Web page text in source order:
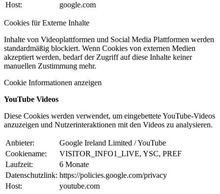
Host:
google.com
Cookies für Externe Inhalte
Inhalte von Videoplattformen und Social Media Plattformen werden
standardmäßig blockiert. Wenn Cookies von externen Medien
akzeptiert werden, bedarf der Zugriff auf diese Inhalte keiner
manuellen Zustimmung mehr.
Cookie Informationen anzeigen
YouTube Videos
Diese Cookies werden verwendet, um eingebettete YouTube-Videos
anzuzeigen und Nutzerinteraktionen mit den Videos zu analysieren.
Anbieter:
Google Ireland Limited / YouTube
Cookiename:
VISITOR_INFO1_LIVE, YSC, PREF
Laufzeit:
6 Monate
Datenschutzlink: https://policies.google.com/privacy
Host:
youtube.com